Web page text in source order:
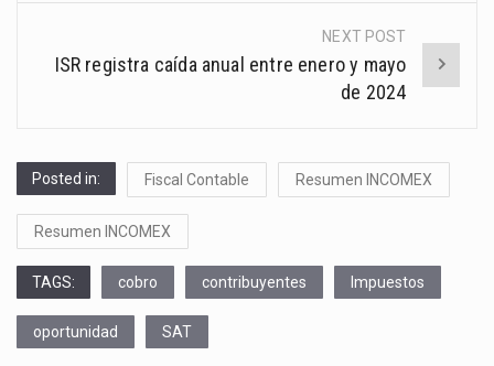
NEXT POST
ISR registra caída anual entre enero y mayo
de 2024
Posted in: Fiscal Contable Resumen INCOMEX
Resumen INCOMEX
TAGS: cobro contribuyentes Impuestos
oportunidad SAT